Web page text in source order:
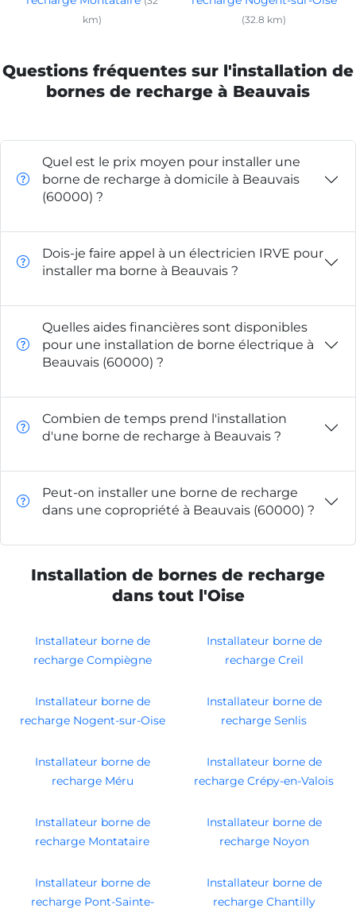
km)
(32.8 km)
Questions fréquentes sur l'installation de
bornes de recharge à Beauvais
Quel est le prix moyen pour installer une
borne de recharge à domicile à Beauvais
(60000) ?
Dois-je faire appel à un électricien IRVE pour
installer ma borne à Beauvais ?
Quelles aides financières sont disponibles
pour une installation de borne électrique à
Beauvais (60000) ?
Combien de temps prend l'installation
d'une borne de recharge à Beauvais ?
Peut-on installer une borne de recharge
dans une copropriété à Beauvais (60000) ?
Installation de bornes de recharge
dans tout l'Oise
Installateur borne de
recharge Compiègne
Installateur borne de
recharge Creil
Installateur borne de
recharge Nogent-sur-Oise
Installateur borne de
recharge Senlis
Installateur borne de
recharge Méru
Installateur borne de
recharge Crépy-en-Valois
Installateur borne de
recharge Montataire
Installateur borne de
recharge Noyon
Installateur borne de
recharge Pont-Sainte-
Installateur borne de
recharge Chantilly